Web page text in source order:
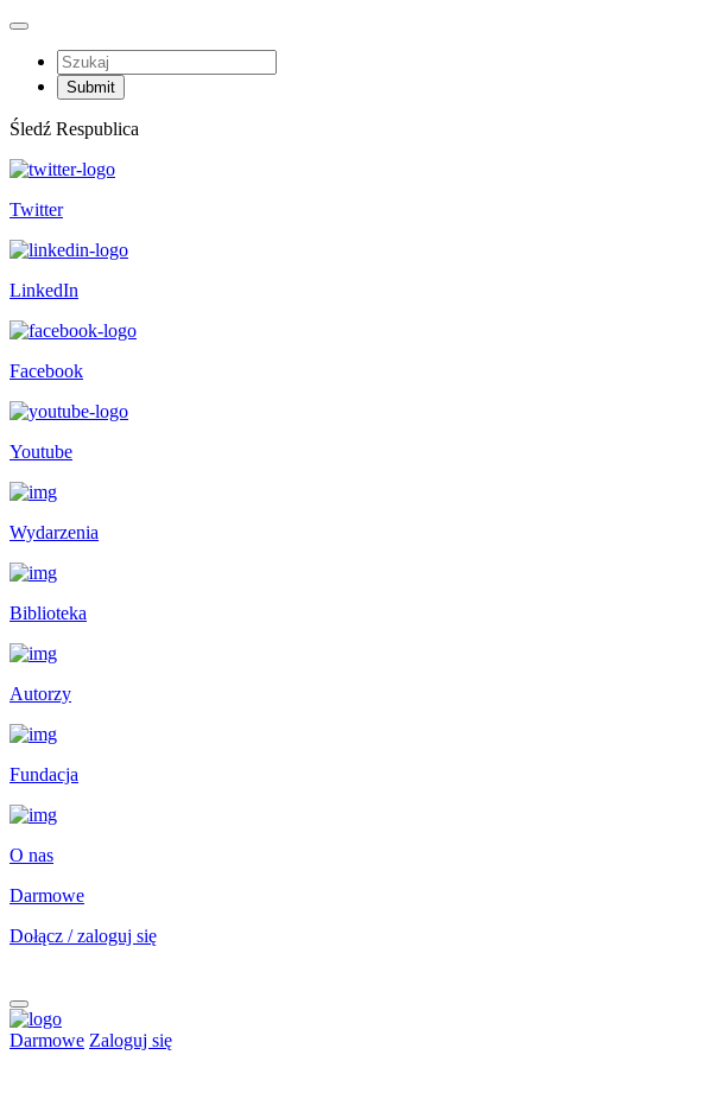
Śledź Respublica
Twitter
LinkedIn
Facebook
Youtube
Wydarzenia
Biblioteka
Autorzy
Fundacja
O nas
Darmowe
Dołącz / zaloguj się
Darmowe Zaloguj się